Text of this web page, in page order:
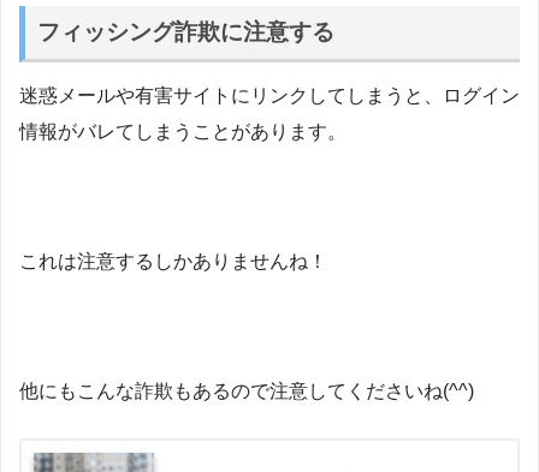
フィッシング詐欺に注意する
迷惑メールや有害サイトにリンクしてしまうと、ログイン
情報がバレてしまうことがあります。
これは注意するしかありませんね！
他にもこんな詐欺もあるので注意してくださいね(^^)